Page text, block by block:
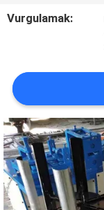
BIR
SITE
HARITASI
PRIVACY
POLICY
Vurgulamak: